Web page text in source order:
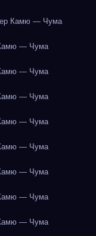
Камю — Чума
— Чума
— Чума
— Чума
— Чума
— Чума
— Чума
— Чума
— Чума